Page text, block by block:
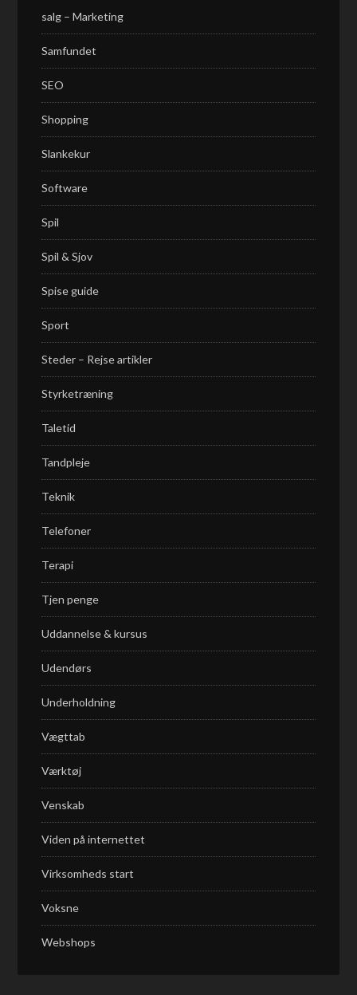
salg – Marketing
Samfundet
SEO
Shopping
Slankekur
Software
Spil
Spil & Sjov
Spise guide
Sport
Steder – Rejse artikler
Styrketræning
Taletid
Tandpleje
Teknik
Telefoner
Terapi
Tjen penge
Uddannelse & kursus
Udendørs
Underholdning
Vægttab
Værktøj
Venskab
Viden på internettet
Virksomheds start
Voksne
Webshops